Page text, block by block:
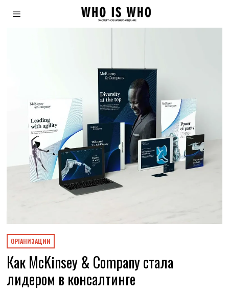
ОРГАНИЗАЦИИ
Как McKinsey & Company стала
лидером в консалтинге